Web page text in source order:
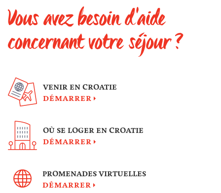
Vous avez besoin d'aide
concernant votre séjour ?
VENIR EN CROATIE
DÉMARRER
OÙ SE LOGER EN CROATIE
DÉMARRER
PROMENADES VIRTUELLES
DÉMARRER